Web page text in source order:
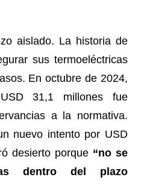
aislado. La historia de
sus termoeléctricas
En octubre de 2024,
31,1 millones fue
a la normativa.
nuevo intento por USD
desierto porque “no se
dentro del plazo